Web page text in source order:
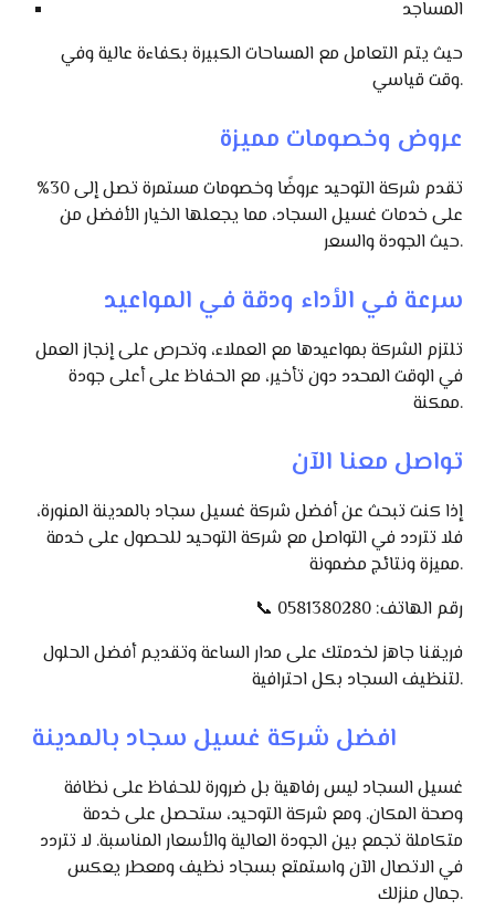
المساجد
حيث يتم التعامل مع المساحات الكبيرة بكفاءة عالية وفي
وقت قياسي.
عروض وخصومات مميزة
تقدم شركة التوحيد عروضًا وخصومات مستمرة تصل إلى 30%
على خدمات غسيل السجاد، مما يجعلها الخيار الأفضل من
حيث الجودة والسعر.
سرعة في الأداء ودقة في المواعيد
تلتزم الشركة بمواعيدها مع العملاء، وتحرص على إنجاز العمل
في الوقت المحدد دون تأخير، مع الحفاظ على أعلى جودة
ممكنة.
تواصل معنا الآن
إذا كنت تبحث عن أفضل شركة غسيل سجاد بالمدينة المنورة،
فلا تتردد في التواصل مع شركة التوحيد للحصول على خدمة
مميزة ونتائج مضمونة.
📞 رقم الهاتف: 0581380280
فريقنا جاهز لخدمتك على مدار الساعة وتقديم أفضل الحلول
لتنظيف السجاد بكل احترافية.
افضل شركة غسيل سجاد بالمدينة
غسيل السجاد ليس رفاهية بل ضرورة للحفاظ على نظافة
وصحة المكان. ومع شركة التوحيد، ستحصل على خدمة
متكاملة تجمع بين الجودة العالية والأسعار المناسبة. لا تتردد
في الاتصال الآن واستمتع بسجاد نظيف ومعطر يعكس
جمال منزلك.